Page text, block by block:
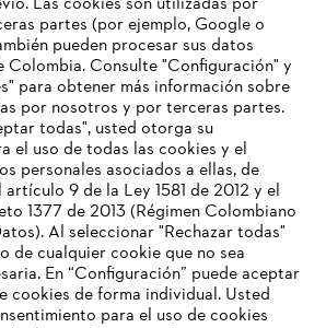
SUSCRÍBETE AQUÍ
#STIHLCOLOMBIA
NO ES
utilizando no es compatible con
Para que puedas disfrutar de nuestro
de los siguientes navegadores:
partes (por ejemplo, Google o
pueden procesar sus datos
Colombia. Consulte "Configuración" y
para obtener más información sobre
por nosotros y por terceras partes.
todas", usted otorga su
el uso de todas las cookies y el
personales asociados a ellas, de
9 de la Ley 1581 de 2012 y el
1377 de 2013 (Régimen Colombiano
Al seleccionar "Rechazar todas"
de cualquier cookie que no sea
En “Configuración” puede aceptar
cookies de forma individual. Usted
para el uso de cookies